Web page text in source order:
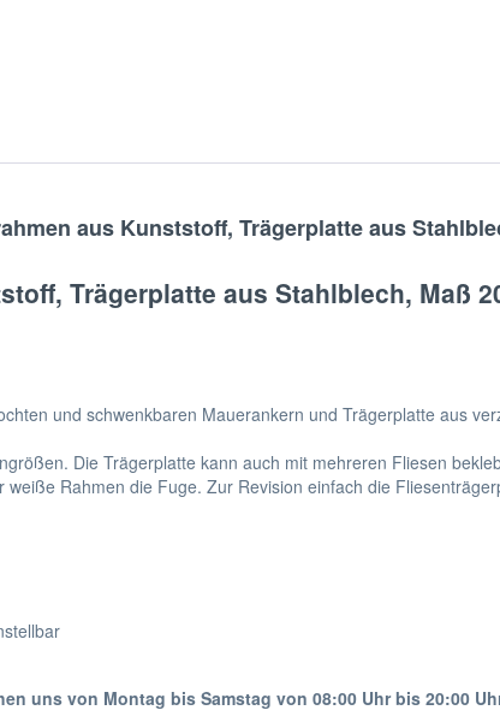
aus Kunststoff, Trägerplatte aus
Trägerplatte aus Stahlblech, Maß
und schwenkbaren Mauerankern und Trägerplatte aus
Die Trägerplatte kann auch mit mehreren Fliesen
Rahmen die Fuge. Zur Revision einfach die
uns von Montag bis Samstag von 08:00 Uhr bis 20:00